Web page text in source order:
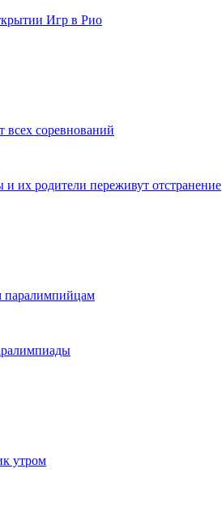
Игр в Рио
всех соревнований
их родители переживут отстранение
паралимпийцам
утром